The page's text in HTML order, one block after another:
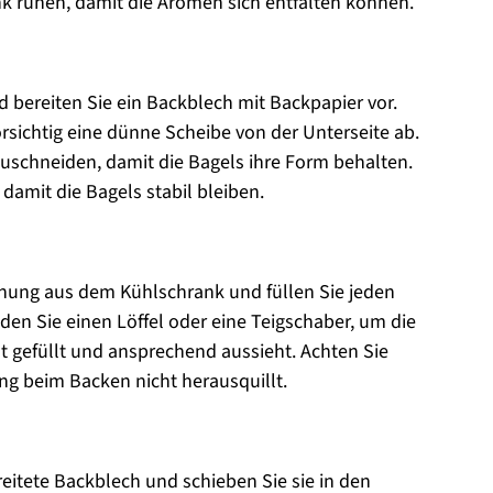
bereiten Sie ein Backblech mit Backpapier vor.
eine dünne Scheibe von der Unterseite ab.
damit die Bagels ihre Form behalten.
die Bagels stabil bleiben.
aus dem Kühlschrank und füllen Sie jeden
Sie einen Löffel oder eine Teigschaber, um die
und ansprechend aussieht. Achten Sie
beim Backen nicht herausquillt.
Backblech und schieben Sie sie in den